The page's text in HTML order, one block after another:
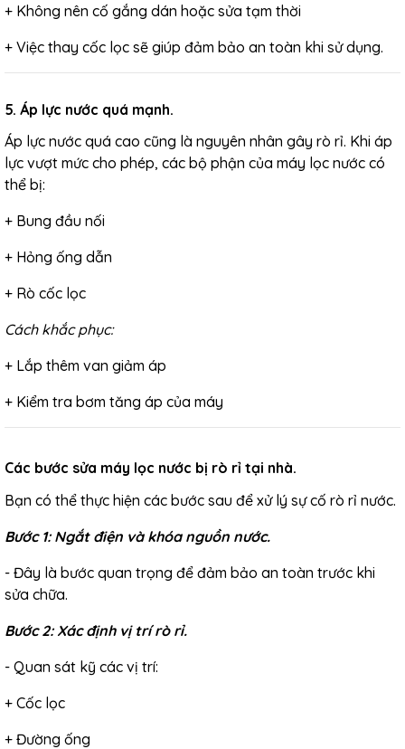
+ Không nên cố gắng dán hoặc sửa tạm thời
+ Việc thay cốc lọc sẽ giúp đảm bảo an toàn khi sử dụng.
5. Áp lực nước quá mạnh.
Áp lực nước quá cao cũng là nguyên nhân gây rò rỉ. Khi áp
lực vượt mức cho phép, các bộ phận của máy lọc nước có
thể bị:
+ Bung đầu nối
+ Hỏng ống dẫn
+ Rò cốc lọc
Cách khắc phục:
+ Lắp thêm van giảm áp
+ Kiểm tra bơm tăng áp của máy
Các bước sửa máy lọc nước bị rò rỉ tại nhà.
Bạn có thể thực hiện các bước sau để xử lý sự cố rò rỉ nước.
Bước 1: Ngắt điện và khóa nguồn nước.
- Đây là bước quan trọng để đảm bảo an toàn trước khi
sửa chữa.
Bước 2: Xác định vị trí rò rỉ.
- Quan sát kỹ các vị trí:
+ Cốc lọc
+ Đường ống